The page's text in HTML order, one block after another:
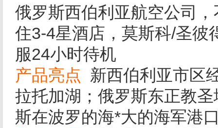
俄罗斯西伯利亚航空公司
住3-4星酒店，莫斯科/圣彼
服24小时待机
产品亮点 新西伯利亚市区
拉托加湖；俄罗斯东正教
斯在波罗的海*大的海军港